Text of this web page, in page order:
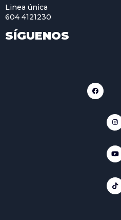
Linea única
604 4121230
SÍGUENOS